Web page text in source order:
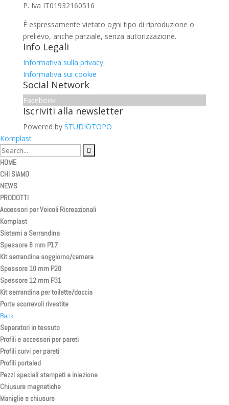
P. Iva IT01932160516
È espressamente vietato ogni tipo di riproduzione o
prelievo, anche parziale, senza autorizzazione.
Info Legali
Informativa sulla privacy
Informativa sui cookie
Social Network
Facebook
Iscriviti alla newsletter
Powered by STUDIOTOPO
Komplast
HOME
CHI SIAMO
NEWS
PRODOTTI
Accessori per Veicoli Ricreazionali
Komplast
Sistemi a Serrandina
Spessore 8 mm P17
Kit serrandina soggiorno/camera
Spessore 10 mm P20
Spessore 12 mm P31
Kit serrandina per toilette/doccia
Porte scorrevoli rivestite
Back
Separatori in tessuto
Profili e accessori per pareti
Profili curvi per pareti
Profili portaled
Pezzi speciali stampati a iniezione
Chiusure magnetiche
Maniglie e chiusure